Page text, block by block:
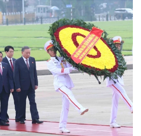
库
民报社简介
TIẾNG VIỆT